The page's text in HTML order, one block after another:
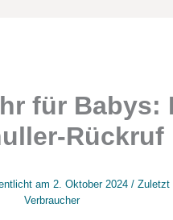
für Babys:
Rückruf
am 2. Oktober 2024 / Zuletzt
Verbraucher